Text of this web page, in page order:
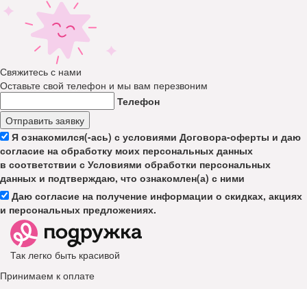
Свяжитесь с нами
Оставьте свой телефон и мы вам перезвоним
Телефон
Отправить заявку
Я ознакомился(-ась) с условиями Договора-оферты и даю
согласие на обработку моих персональных данных
в соответствии с Условиями обработки персональных
данных и подтверждаю, что ознакомлен(а) с ними
Даю согласие на получение информации о скидках, акциях
и персональных предложениях.
Так легко быть красивой
Принимаем к оплате